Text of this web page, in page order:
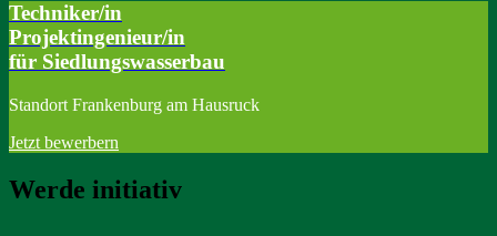
Techniker/in
Projektingenieur/in
für Siedlungswasserbau
Standort Frankenburg am Hausruck
Jetzt bewerbern
Werde initiativ